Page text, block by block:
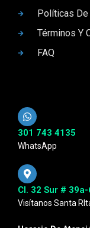
Políticas
Términos Y
FAQ
301 743 4135
WhatsApp
Cl. 32 Sur # 39a-
Visítanos Santa